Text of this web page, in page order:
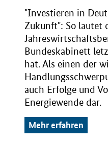
"Investieren in
Zukunft": So lautet
Bundeskabinett
hat. Als einen der
auch Erfolge und
Energiewende dar.
Mehr erfahren